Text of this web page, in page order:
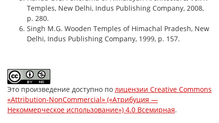
Это произведение доступно по лицензии Creative Commons
«Attribution-NonCommercial» («Атрибуция —
Некоммерческое использование») 4.0 Всемирная.
Temples, New Delhi, Indus Publishing Company, 2008,
p. 280.
Singh M.G. Wooden Temples of Himachal Pradesh, New
Delhi, Indus Publishing Company, 1999, p. 157.